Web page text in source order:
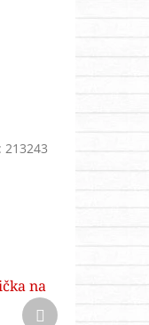
na
213243
Další